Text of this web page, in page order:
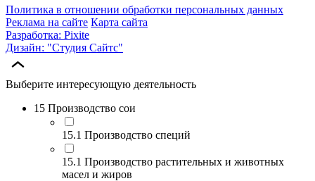
Политика в отношении обработки персональных данных
Реклама на сайте Карта сайта
Разработка: Pixite
Дизайн: "Студия Сайтс"
Выберите интересующую деятельность
15 Производство сои
15.1 Производство специй
15.1 Производство растительных и животных
масел и жиров